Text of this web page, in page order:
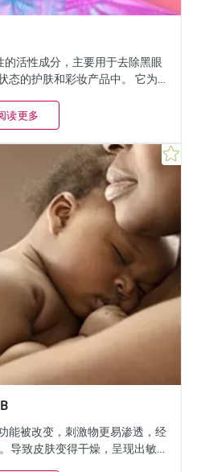
活性成分，主要用于去除黑眼
的护肤和彩妆产品中。 它为
作用于肌肤微循环和由炎症诱导
们所做的两项临床研究证实的那
液体泄漏，防止黑眼圈和浮肿的
读更多
能被改变，刺激物更易渗透，经
导致皮肤变得干燥，呈现出敏感